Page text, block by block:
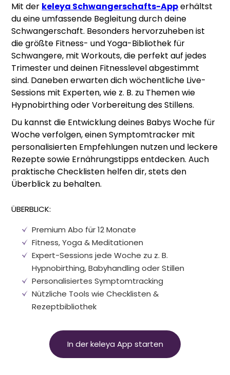
Mit der keleya Schwangerschafts-Apperhältst
du eine umfassende Begleitung durch deine
Schwangerschaft. Besonders hervorzuheben ist
die größte Fitness- und Yoga-Bibliothek für
Schwangere, mit Workouts, die perfekt auf jedes
Trimester und deinen Fitnesslevel abgestimmt
sind. Daneben erwarten dich wöchentliche Live-
Sessions mit Experten, wie z. B. zu Themen wie
Hypnobirthing oder Vorbereitung des Stillens.
Du kannst die Entwicklung deines Babys Woche für
Woche verfolgen, einen Symptomtracker mit
personalisierten Empfehlungen nutzen und leckere
Rezepte sowie Ernährungstipps entdecken. Auch
praktische Checklisten helfen dir, stets den
Überblick zu behalten.
ÜBERBLICK:
Premium Abo für 12 Monate
Fitness, Yoga&Meditationen
Expert-Sessions jede Woche zu z. B.
Hypnobirthing, Babyhandling oder Stillen
Personalisiertes Symptomtracking
Nützliche Tools wie Checklisten&
Rezeptbibliothek
In der keleya App starten